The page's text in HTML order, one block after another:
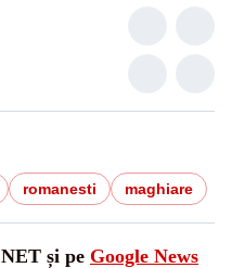
romanesti maghiare
și pe Google News